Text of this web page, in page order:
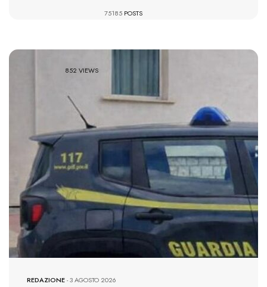
75185 POSTS
852 VIEWS
REDAZIONE-3 AGOSTO 2026